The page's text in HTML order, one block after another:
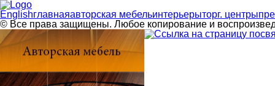
Englishглавнаяавторская мебельинтерьерыторг. центры
© Все права защищены. Любое копирование и